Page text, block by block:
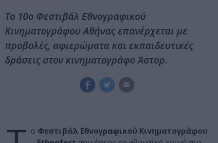
Το 10ο Φεστιβάλ Εθνογραφικού
Κινηματογράφου Αθήνας επανέρχεται με
προβολές, αφιερώματα και εκπαιδευτικές
δράσεις στον κινηματογράφο Άστορ.
ο Φεστιβάλ Εθνογραφικού Κινηματογράφου